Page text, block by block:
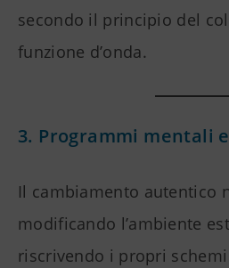
secondo il principio del
funzione d’onda.
3. Programmi mentali
Il cambiamento autentico
modificando l’ambiente
riscrivendo i propri